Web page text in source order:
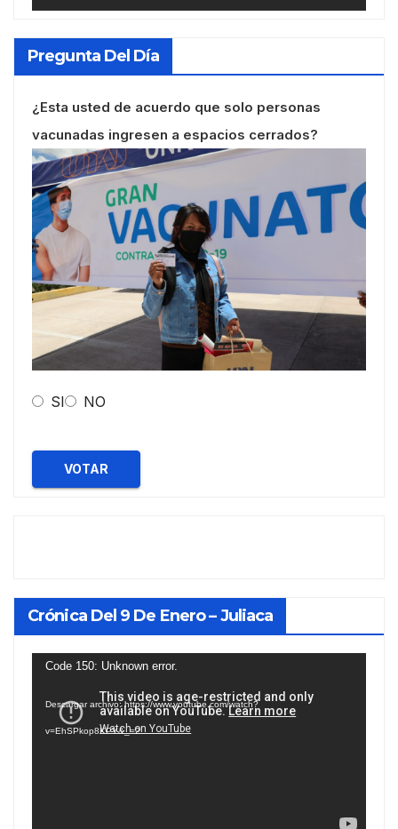
Pregunta Del Día
¿Esta usted de acuerdo que solo personas
vacunadas ingresen a espacios cerrados?
SI NO
VOTAR
Crónica Del 9 De Enero – Juliaca
Reproductor
vídeo
Code 150: Unknown error.
Descargar archivo: https://www.youtube.com/watch?
v=EhSPkop8KPY&_=2